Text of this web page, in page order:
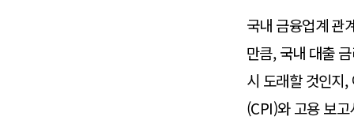
국내 금융업계 관
만큼, 국내 대출
시 도래할 것인지
(CPI)와 고용 보